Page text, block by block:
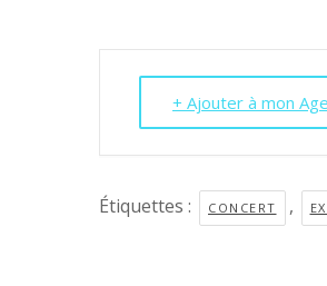
+ Ajouter à mon
Étiquettes : CONCERT ,